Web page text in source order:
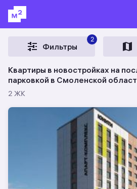
Фильтры
2
Квартиры в новостройках на
парковкой в Смоленской
2 ЖК